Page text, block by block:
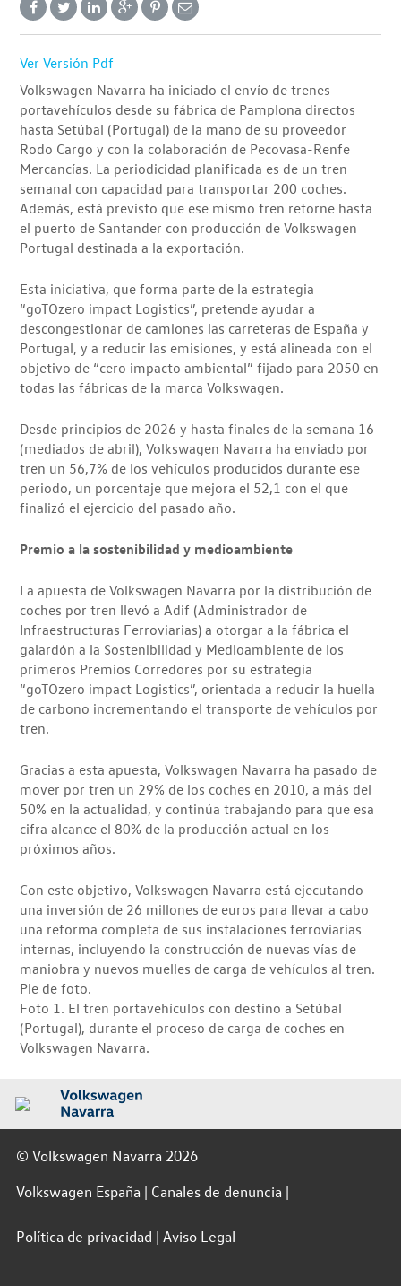
Ver Versión Pdf
Volkswagen Navarra ha iniciado el envío de trenes
portavehículos desde su fábrica de Pamplona directos
hasta Setúbal (Portugal) de la mano de su proveedor
Rodo Cargo y con la colaboración de Pecovasa-Renfe
Mercancías. La periodicidad planificada es de un tren
semanal con capacidad para transportar 200 coches.
Además, está previsto que ese mismo tren retorne hasta
el puerto de Santander con producción de Volkswagen
Portugal destinada a la exportación.
Esta iniciativa, que forma parte de la estrategia
“goTOzero impact Logistics”, pretende ayudar a
descongestionar de camiones las carreteras de España y
Portugal, y a reducir las emisiones, y está alineada con el
objetivo de “cero impacto ambiental” fijado para 2050 en
todas las fábricas de la marca Volkswagen.
Desde principios de 2026 y hasta finales de la semana 16
(mediados de abril), Volkswagen Navarra ha enviado por
tren un 56,7% de los vehículos producidos durante ese
periodo, un porcentaje que mejora el 52,1 con el que
finalizó el ejercicio del pasado año.
Premio a la sostenibilidad y medioambiente
La apuesta de Volkswagen Navarra por la distribución de
coches por tren llevó a Adif (Administrador de
Infraestructuras Ferroviarias) a otorgar a la fábrica el
galardón a la Sostenibilidad y Medioambiente de los
primeros Premios Corredores por su estrategia
“goTOzero impact Logistics”, orientada a reducir la huella
de carbono incrementando el transporte de vehículos por
tren.
Gracias a esta apuesta, Volkswagen Navarra ha pasado de
mover por tren un 29% de los coches en 2010, a más del
50% en la actualidad, y continúa trabajando para que esa
cifra alcance el 80% de la producción actual en los
próximos años.
Con este objetivo, Volkswagen Navarra está ejecutando
una inversión de 26 millones de euros para llevar a cabo
una reforma completa de sus instalaciones ferroviarias
internas, incluyendo la construcción de nuevas vías de
maniobra y nuevos muelles de carga de vehículos al tren.
Pie de foto.
Foto 1. El tren portavehículos con destino a Setúbal
(Portugal), durante el proceso de carga de coches en
Volkswagen Navarra.
© Volkswagen Navarra 2026
Volkswagen España
Canales de denuncia
Política de privacidad Aviso Legal